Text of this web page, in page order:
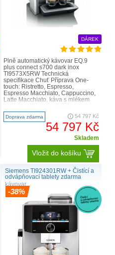
DÁREK
Plně automatický kávovar EQ.9
plus connect s700 dark inox
TI9573X5RW Technická
specifikace Chuť Příprava One-
touch: Ristretto, Espresso,
Espresso Macchiato, Cappuccino,
Latte Macchiato, káva s mlékem
pouhým stisknutím tlačítka
baristaMode: další možnosti
nastavení aro..
Doprava zdarma 54 797 Kč
54 797 Kč
Skladem
Vložit do košíku
Siemens TI924301RW + Čistící a
odvápňovací tablety zdarma
kávovar
-38%